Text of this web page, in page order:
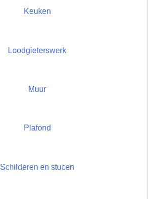
Keuken
Loodgieterswerk
Muur
Plafond
Schilderen en stucen